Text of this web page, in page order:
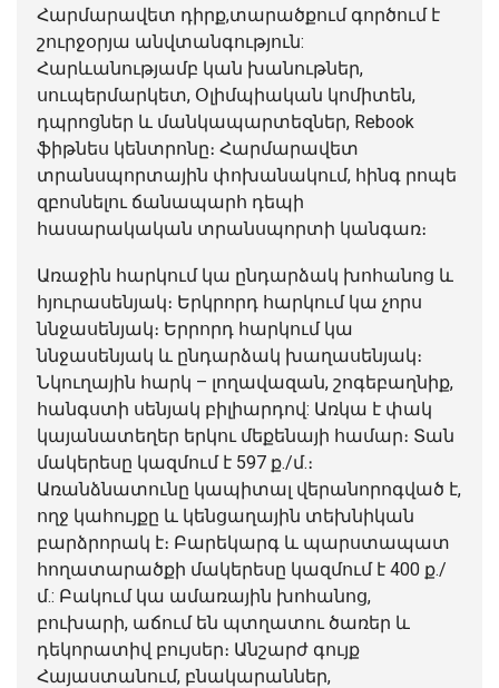
Հարմարավետ դիրք,տարածքում գործում է
շուրջօրյա անվտանգություն:
Հարևանությամբ կան խանութներ,
սուպերմարկետ, Օլիմպիական կոմիտեն,
դպրոցներ և մանկապարտեզներ, Rebook
ֆիթնես կենտրոնը։ Հարմարավետ
տրանսպորտային փոխանակում, հինգ րոպե
զբոսնելու ճանապարհ դեպի
հասարակական տրանսպորտի կանգառ։
Առաջին հարկում կա ընդարձակ խոհանոց և
հյուրասենյակ։ Երկրորդ հարկում կա չորս
ննջասենյակ։ Երրորդ հարկում կա
ննջասենյակ և ընդարձակ խաղասենյակ։
Նկուղային հարկ – լողավազան, շոգեբաղնիք,
հանգստի սենյակ բիլիարդով: Առկա է փակ
կայանատեղեր երկու մեքենայի համար։ Տան
մակերեսը կազմում է 597 ք./մ.։
Առանձնատունը կապիտալ վերանորոգված է,
ողջ կահույքը և կենցաղային տեխնիկան
բարձրորակ է։ Բարեկարգ և պարստապատ
հողատարածքի մակերեսը կազմում է 400 ք./
մ.: Բակում կա ամառային խոհանոց,
բուխարի, աճում են պտղատու ծառեր և
դեկորատիվ բույսեր։ Անշարժ գույք
Հայաստանում, բնակարաններ,